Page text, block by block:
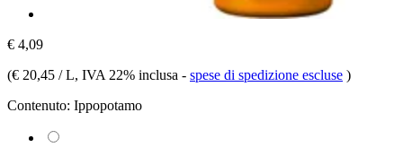
€ 4,09
(€ 20,45 / L, IVA 22% inclusa - spese di spedizione escluse )
Contenuto: Ippopotamo